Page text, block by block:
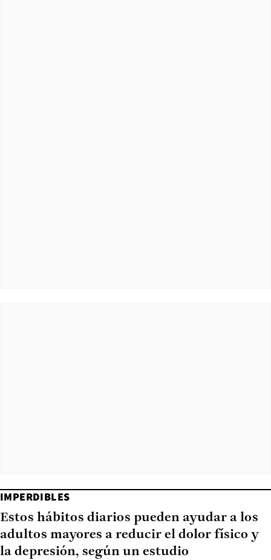
IMPERDIBLES
Estos hábitos diarios pueden ayudar a los
adultos mayores a reducir el dolor físico y
la depresión, según un estudio